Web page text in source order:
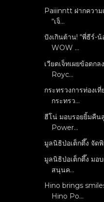
Paiiinntt ฝากความ
“เจ็...
ปังเกินต้าน! “พี่ธีร์-
WOW ...
เวียตเจ็ทเผยข้อตก
Royc...
กระทรวงการท่องเ
กระทรว...
ฮีโน่ มอบรอยยิ้มคืน
Power...
มูลนิธิป่อเต็กตึ๊ง จัดพิ
มูลนิธิป่อเต็กตึ๊ง มอ
สนุนค...
Hino brings
Hino Po...